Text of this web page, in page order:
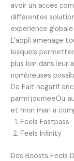
avoir un acces
differentes
experience globale
L’appli amenage
lesquels
plus loin dans leur
nombreuses
De Fait negatif
parmi journeeOu
et mon mari a
Feels Fastpass
Feels Infinity
Des Boosts Feels